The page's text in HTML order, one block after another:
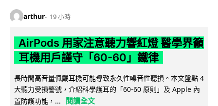
arthur 19 小時
AirPods 用家注意聽力響紅燈 醫學界籲
耳機用戶謹守「60-60」鐵律
長時間高音量佩戴耳機可能導致永久性噪音性聽損。本文盤點 4
大聽力受損警號，介紹科學護耳的「60-60 原則」及 Apple 內
置防護功能，...
閱讀全文